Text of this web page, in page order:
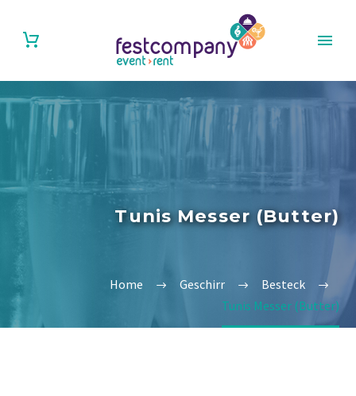
Tunis Messer (Butter)
Home Geschirr
Besteck
Tunis Messer (Butter)